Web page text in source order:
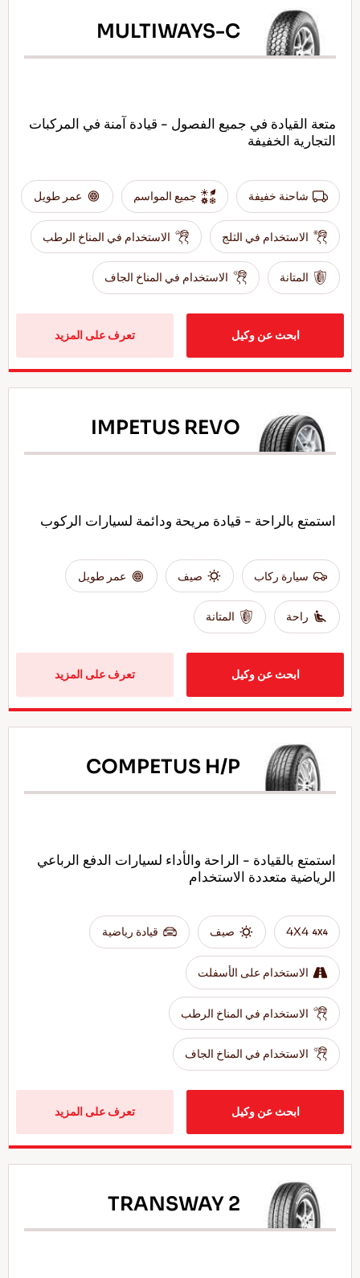
MULTIWAYS-C
متعة القيادة في جميع الفصول - قيادة آمنة في المركبات
التجارية الخفيفة
شاحنة خفيفة جميع المواسم عمر طويل
الاستخدام في الثلج الاستخدام في المناخ الرطب
المتانة الاستخدام في المناخ الجاف
ابحث عن وكيل تعرف على المزيد
IMPETUS REVO
استمتع بالراحة - قيادة مريحة ودائمة لسيارات الركوب
سيارة ركاب صيف عمر طويل
راحة المتانة
ابحث عن وكيل تعرف على المزيد
COMPETUS H/P
استمتع بالقيادة - الراحة والأداء لسيارات الدفع الرباعي
الرياضية متعددة الاستخدام
4X4 صيف قيادة رياضية
الاستخدام على الأسفلت
الاستخدام في المناخ الرطب
الاستخدام في المناخ الجاف
ابحث عن وكيل تعرف على المزيد
TRANSWAY 2